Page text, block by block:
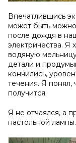
Впечатлившись
может быть
после дождя в
электричества. Я
водяную
детали и
кончились,
течения. Я понял,
получится.
Я не отчаялся, а
настольной лампы.